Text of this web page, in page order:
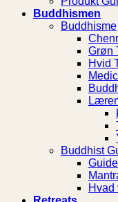
Buddhismen
Buddhisme
Grøn
Hvid
Buddhist
Hvad